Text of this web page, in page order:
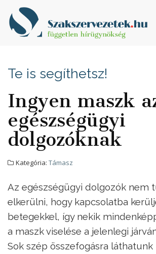
Te is segíthetsz!
Ingyen maszk
egészségügyi
dolgozóknak
Kategória: Támasz
Az egészségügyi dolgozók nem
elkerülni, hogy kapcsolatba
betegekkel, így nekik
a maszk viselése a jelenlegi
Sok szép összefogásra